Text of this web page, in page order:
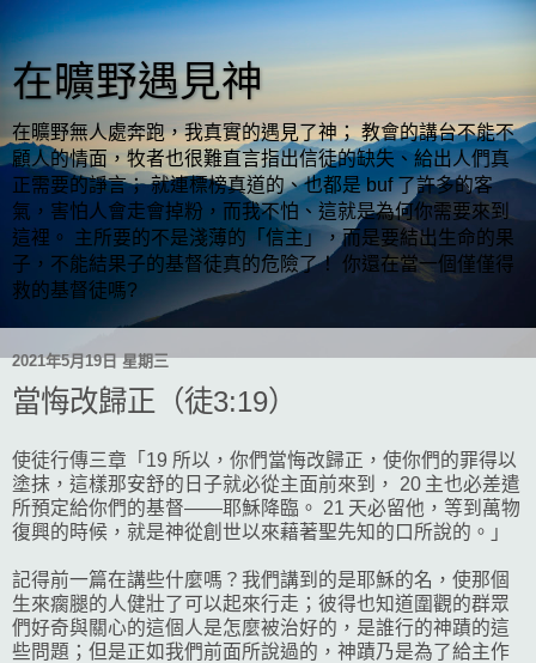
在曠野遇見神
在曠野無人處奔跑，我真實的遇見了神； 教會的講台不能不
顧人的情面，牧者也很難直言指出信徒的缺失、給出人們真
正需要的諍言； 就連標榜真道的、也都是 buf 了許多的客
氣，害怕人會走會掉粉，而我不怕、這就是為何你需要來到
這裡。 主所要的不是淺薄的「信主」，而是要結出生命的果
子，不能結果子的基督徒真的危險了！ 你還在當一個僅僅得
救的基督徒嗎?
2021年5月19日 星期三
當悔改歸正（徒3:19）
使徒行傳三章「19 所以，你們當悔改歸正，使你們的罪得以
塗抹，這樣那安舒的日子就必從主面前來到， 20 主也必差遣
所預定給你們的基督——耶穌降臨。 21 天必留他，等到萬物
復興的時候，就是神從創世以來藉著聖先知的口所說的。」
記得前一篇在講些什麼嗎？我們講到的是耶穌的名，使那個
生來瘸腿的人健壯了可以起來行走；彼得也知道圍觀的群眾
們好奇與關心的這個人是怎麼被治好的，是誰行的神蹟的這
些問題；但是正如我們前面所說過的，神蹟乃是為了給主作